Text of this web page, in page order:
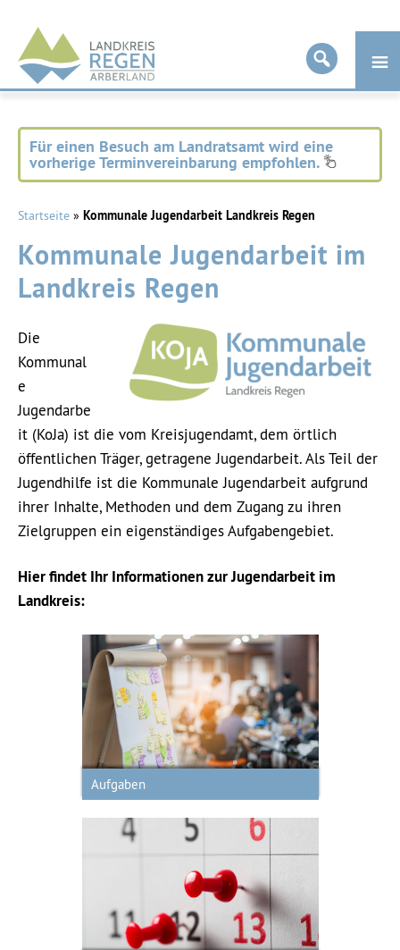
Landkreis
Regen
Für einen Besuch am Landratsamt wird eine
vorherige Terminvereinbarung empfohlen.
Startseite » Kommunale Jugendarbeit Landkreis Regen
Kommunale Jugendarbeit im
Landkreis Regen
Die
Kommunal
e
Jugendarbe
it (KoJa) ist die vom Kreisjugendamt, dem örtlich
öffentlichen Träger, getragene Jugendarbeit. Als Teil der
Jugendhilfe ist die Kommunale Jugendarbeit aufgrund
ihrer Inhalte, Methoden und dem Zugang zu ihren
Zielgruppen ein eigenständiges Aufgabengebiet.
Hier findet Ihr Informationen zur Jugendarbeit im
Landkreis:
Aufgaben
Aufgaben
Jahresprogramm